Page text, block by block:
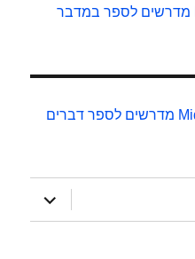
מדרשים לספר במדבר
מדרשים לספר דברים
הצג
תפריט